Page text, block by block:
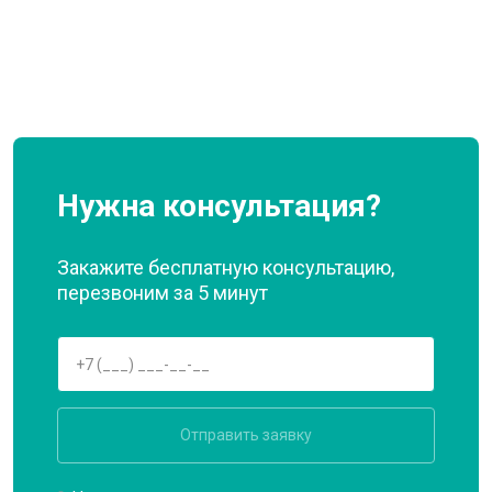
Нужна консультация?
Закажите бесплатную консультацию,
перезвоним за 5 минут
Отправить заявку